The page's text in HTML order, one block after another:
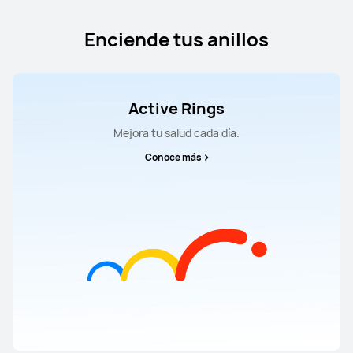
Enciende tus anillos
Active Rings
Mejora tu salud cada día.
Conoce más